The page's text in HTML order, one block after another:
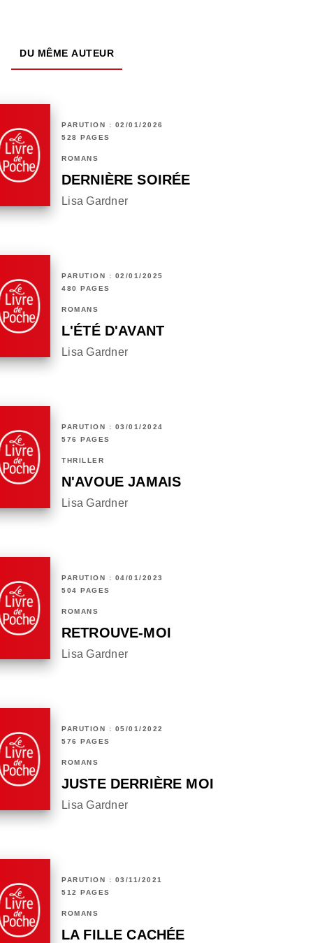
DU MÊME AUTEUR
PARUTION : 02/01/2026
528 PAGES
ROMANS
DERNIÈRE SOIRÉE
Lisa Gardner
PARUTION : 02/01/2025
480 PAGES
ROMANS
L'ÉTÉ D'AVANT
Lisa Gardner
PARUTION : 03/01/2024
576 PAGES
THRILLER
N'AVOUE JAMAIS
Lisa Gardner
PARUTION : 04/01/2023
504 PAGES
ROMANS
RETROUVE-MOI
Lisa Gardner
PARUTION : 05/01/2022
576 PAGES
ROMANS
JUSTE DERRIÈRE MOI
Lisa Gardner
PARUTION : 03/11/2021
512 PAGES
ROMANS
LA FILLE CACHÉE